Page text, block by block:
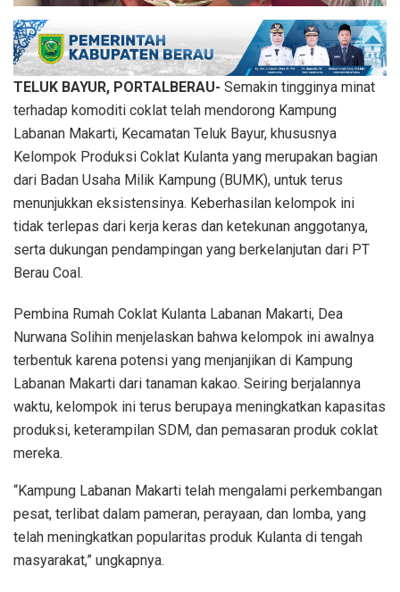
TELUK BAYUR, PORTALBERAU- Semakin tingginya minat
terhadap komoditi coklat telah mendorong Kampung
Labanan Makarti, Kecamatan Teluk Bayur, khususnya
Kelompok Produksi Coklat Kulanta yang merupakan bagian
dari Badan Usaha Milik Kampung (BUMK), untuk terus
menunjukkan eksistensinya. Keberhasilan kelompok ini
tidak terlepas dari kerja keras dan ketekunan anggotanya,
serta dukungan pendampingan yang berkelanjutan dari PT
Berau Coal.
Pembina Rumah Coklat Kulanta Labanan Makarti, Dea
Nurwana Solihin menjelaskan bahwa kelompok ini awalnya
terbentuk karena potensi yang menjanjikan di Kampung
Labanan Makarti dari tanaman kakao. Seiring berjalannya
waktu, kelompok ini terus berupaya meningkatkan kapasitas
produksi, keterampilan SDM, dan pemasaran produk coklat
mereka.
“Kampung Labanan Makarti telah mengalami perkembangan
pesat, terlibat dalam pameran, perayaan, dan lomba, yang
telah meningkatkan popularitas produk Kulanta di tengah
masyarakat,” ungkapnya.